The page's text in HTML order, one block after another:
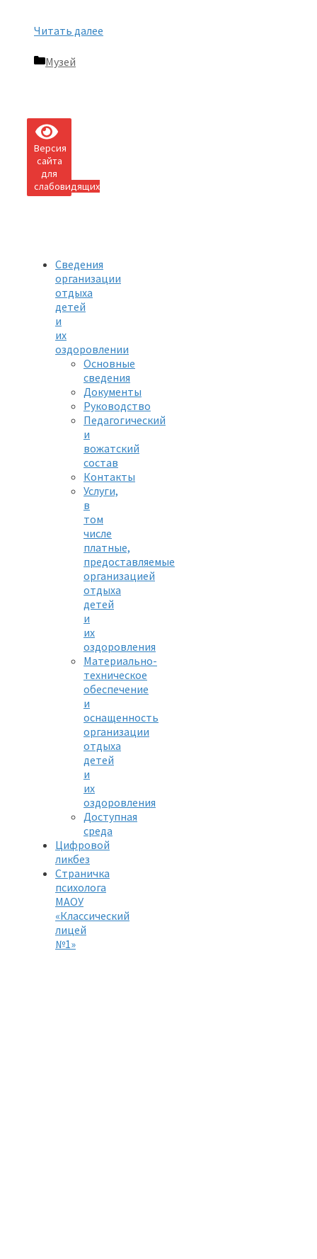
Читать далее
Рубрики
Музей
Версия
сайта
для
слабовидящих
Сведения
организации
отдыха
детей
и
их
оздоровлении
Основные
сведения
Документы
Руководство
Педагогический
и
вожатский
состав
Контакты
Услуги,
в
том
числе
платные,
предоставляемые
организацией
отдыха
детей
и
их
оздоровления
Материально-
техническое
обеспечение
и
оснащенность
организации
отдыха
детей
и
их
оздоровления
Доступная
среда
Цифровой
ликбез
Страничка
психолога
МАОУ
«Классический
лицей
№1»